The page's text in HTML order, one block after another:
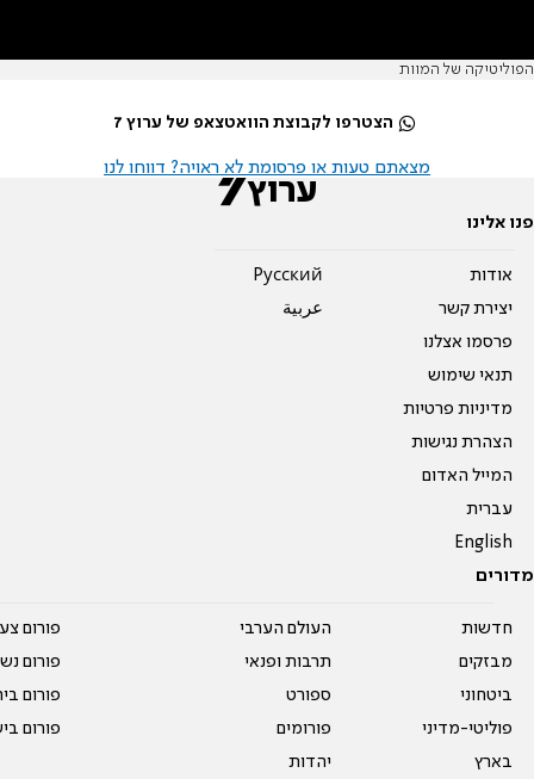
הפוליטיקה של המוות
הצטרפו לקבוצת הוואטצאפ של ערוץ 7
מצאתם טעות או פרסומת לא ראויה? דווחו לנו
פנו אלינו
אודות
יצירת קשר
פרסמו אצלנו
תנאי שימוש
מדיניות פרטיות
הצהרת נגישות
המייל האדום
עברית
English
Pусский
عربية
מדורים
חדשות
מבזקים
ביטחוני
פוליטי-מדיני
בארץ
העולם הערבי
תרבות ופנאי
ספורט
פורומים
יהדות
פורום
פורום
פורום
פורום